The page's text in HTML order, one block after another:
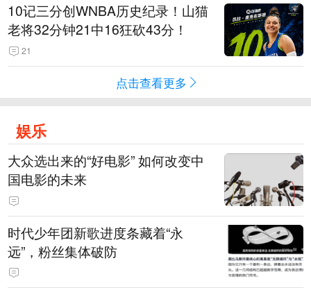
10记三分创WNBA历史纪录！山猫
老将32分钟21中16狂砍43分！
21
点击查看更多
娱乐
大众选出来的“好电影” 如何改变中
国电影的未来
时代少年团新歌进度条藏着“永
远”，粉丝集体破防